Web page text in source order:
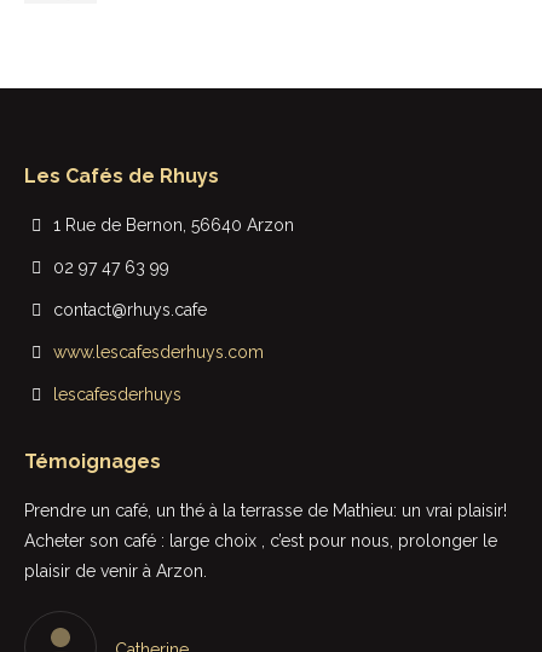
Les Cafés de Rhuys
1 Rue de Bernon, 56640 Arzon
02 97 47 63 99
contact@rhuys.cafe
www.lescafesderhuys.com
lescafesderhuys
Témoignages
Prendre un café, un thé à la terrasse de Mathieu: un vrai plaisir!
Acheter son café : large choix , c’est pour nous, prolonger le
plaisir de venir à Arzon.